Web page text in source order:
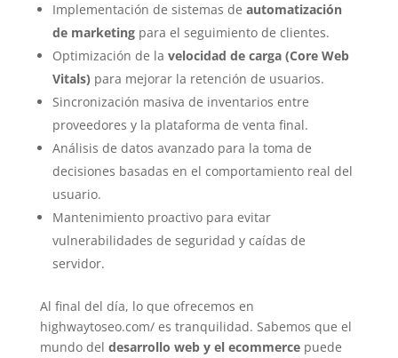
Implementación de sistemas de automatización
de marketingpara el seguimiento de clientes.
Optimización de la velocidad de carga (Core Web
Vitals) para mejorar la retención de usuarios.
Sincronización masiva de inventarios entre
proveedores y la plataforma de venta final.
Análisis de datos avanzado para la toma de
decisiones basadas en el comportamiento real del
usuario.
Mantenimiento proactivo para evitar
vulnerabilidades de seguridad y caídas de
servidor.
Al final del día, lo que ofrecemos en
highwaytoseo.com/ es tranquilidad. Sabemos que el
mundo del desarrollo web y el ecommercepuede